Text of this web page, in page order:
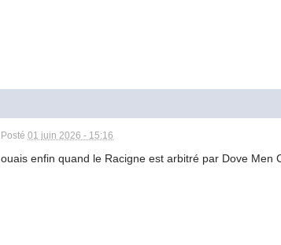
Posté01 juin 2026 - 15:16
ouais enfin quand le Racigne est arbitré par Dove Men